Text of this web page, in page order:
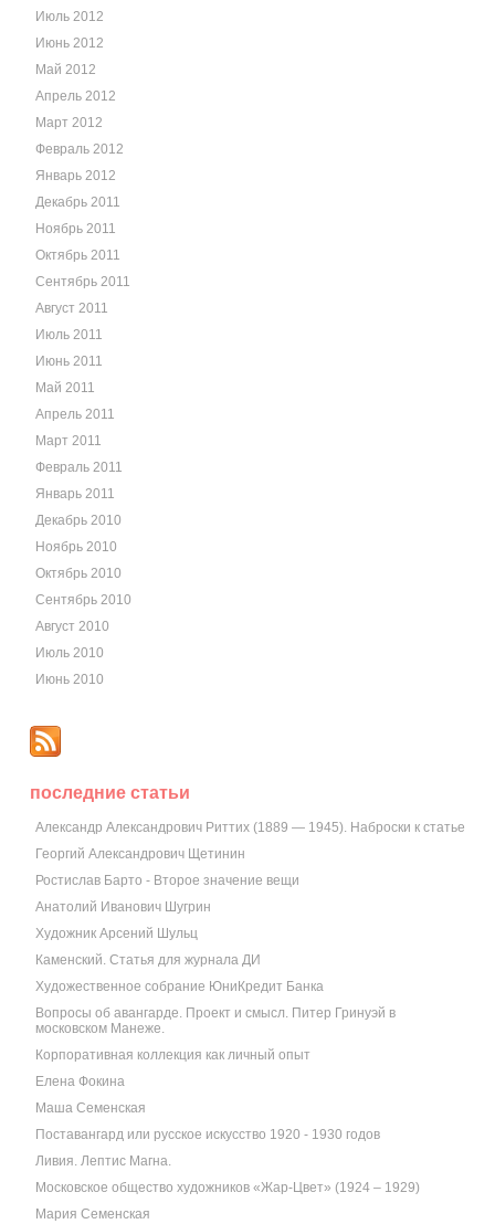
Июль 2012
Июнь 2012
Май 2012
Апрель 2012
Март 2012
Февраль 2012
Январь 2012
Декабрь 2011
Ноябрь 2011
Октябрь 2011
Сентябрь 2011
Август 2011
Июль 2011
Июнь 2011
Май 2011
Апрель 2011
Март 2011
Февраль 2011
Январь 2011
Декабрь 2010
Ноябрь 2010
Октябрь 2010
Сентябрь 2010
Август 2010
Июль 2010
Июнь 2010
последние статьи
Александр Александрович Риттих (1889 — 1945). Наброски к статье
Георгий Александрович Щетинин
Ростислав Барто - Второе значение вещи
Анатолий Иванович Шугрин
Художник Арсений Шульц
Каменский. Статья для журнала ДИ
Художественное собрание ЮниКредит Банка
Вопросы об авангарде. Проект и смысл. Питер Гринуэй в
московском Манеже.
Корпоративная коллекция как личный опыт
Елена Фокина
Маша Семенская
Поставангард или русское искусство 1920 - 1930 годов
Ливия. Лептис Магна.
Московское общество художников «Жар-Цвет» (1924 – 1929)
Мария Семенская